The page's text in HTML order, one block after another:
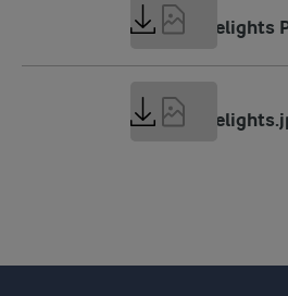
Dessert Delights
Dessert
950 KB